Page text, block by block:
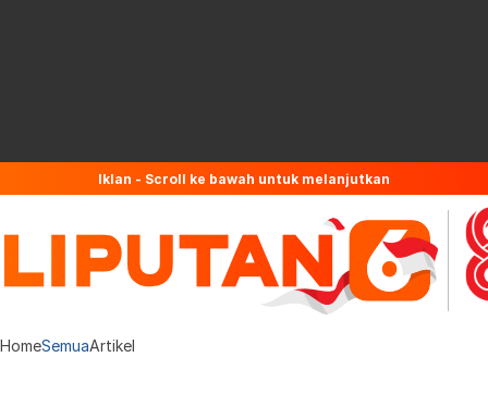
Iklan - Scroll ke bawah untuk melanjutkan
HomeSemuaArtikel